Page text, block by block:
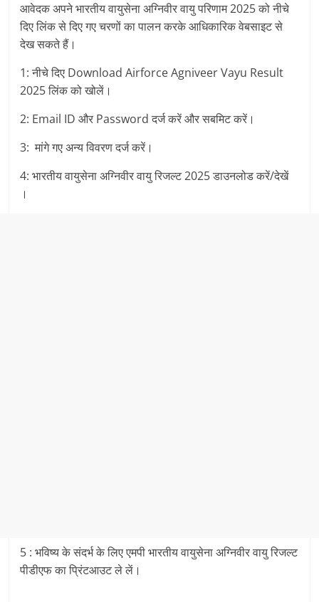
आवेदक अपने भारतीय वायुसेना अग्निवीर वायु परिणाम 2025 को नीचे
दिए लिंक से दिए गए चरणों का पालन करके आधिकारिक वेबसाइट से
देख सकते हैं।
1: नीचे दिए Download Airforce Agniveer Vayu Result
2025 लिंक को खोलें।
2: Email ID और Password दर्ज करें और सबमिट करें।
3: मांगे गए अन्य विवरण दर्ज करें।
4: भारतीय वायुसेना अग्निवीर वायु रिजल्ट 2025 डाउनलोड करें/देखें
।
5 : भविष्य के संदर्भ के लिए एमपी भारतीय वायुसेना अग्निवीर वायु रिजल्ट
पीडीएफ का प्रिंटआउट ले लें।